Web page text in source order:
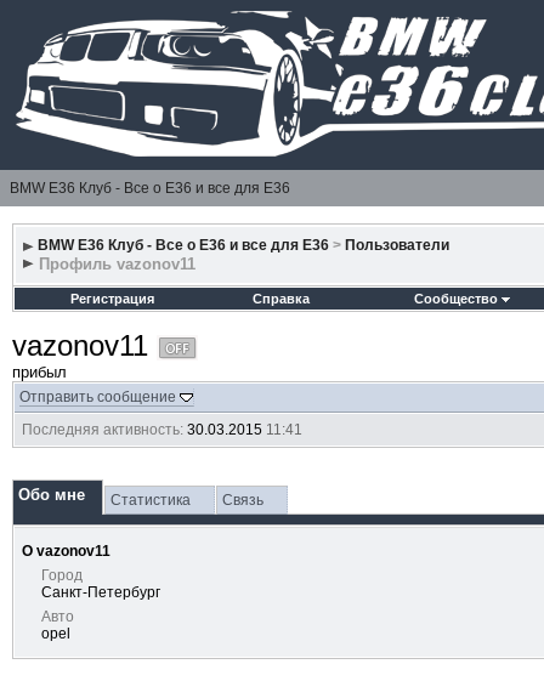
BMW E36 Клуб - Все о Е36 и все для Е36
BMW E36 Клуб - Все о Е36 и все для Е36 > Пользователи
Профиль vazonov11
Регистрация Справка Сообщество
vazonov11
прибыл
Отправить сообщение
Последняя активность:30.03.2015 11:41
Обо мне Статистика Связь
О vazonov11
Город
Санкт-Петербург
Авто
opel